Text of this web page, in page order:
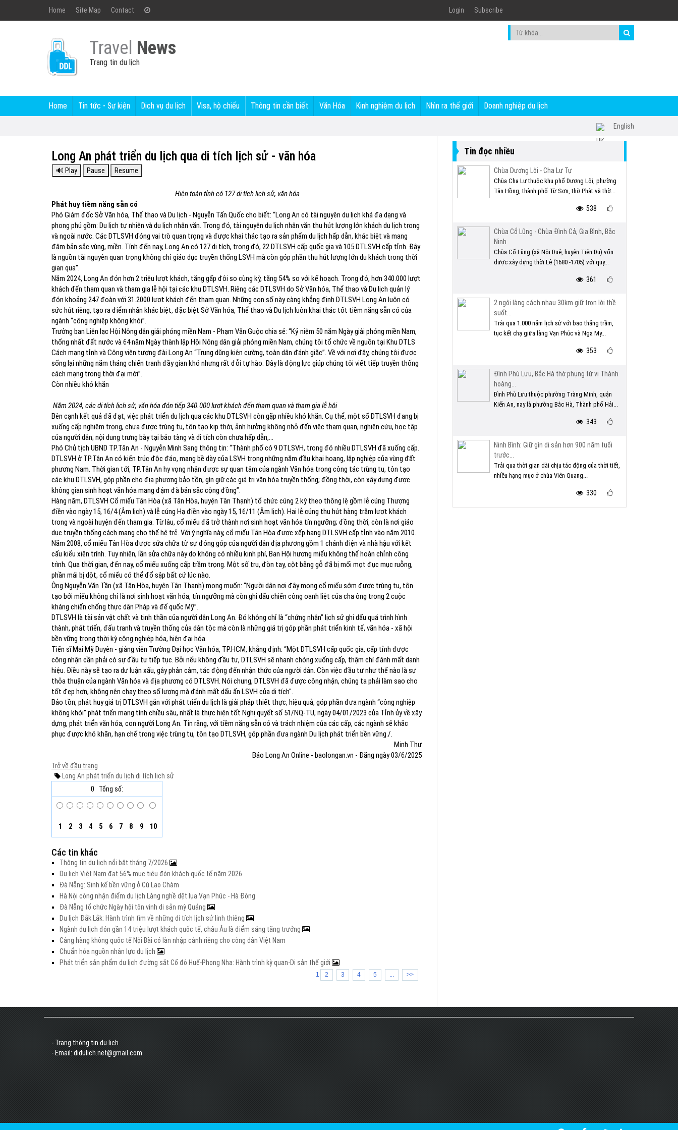
Home Site Map Contact Login Subscribe
Travel News
Trang tin du lịch
Home Tin tức - Sự kiện Dịch vụ du lịch Visa, hộ chiếu Thông tin cần biết Văn Hóa Kinh nghiệm du lịch Nhìn ra thế giới Doanh nghiệp du lịch
English
Long An phát triển du lịch qua di tích lịch sử - văn hóa
Hiện toàn tỉnh có 127 di tích lịch sử, văn hóa
Phát huy tiềm năng sẵn có
Phó Giám đốc Sở Văn hóa, Thể thao và Du lịch - Nguyễn Tấn Quốc cho biết: “Long An có tài nguyên du lịch khá đa dạng và
phong phú gồm: Du lịch tự nhiên và du lịch nhân văn. Trong đó, tài nguyên du lịch nhân văn thu hút lượng lớn khách du lịch trong
và ngoài nước. Các DTLSVH đóng vai trò quan trọng và được khai thác tạo ra sản phẩm du lịch hấp dẫn, khác biệt và mang
đậm bản sắc vùng, miền. Tính đến nay, Long An có 127 di tích, trong đó, 22 DTLSVH cấp quốc gia và 105 DTLSVH cấp tỉnh. Đây
là nguồn tài nguyên quan trọng không chỉ giáo dục truyền thống LSVH mà còn góp phần thu hút lượng lớn du khách trong thời
gian qua”.
Năm 2024, Long An đón hơn 2 triệu lượt khách, tăng gấp đôi so cùng kỳ, tăng 54% so với kế hoạch. Trong đó, hơn 340.000 lượt
khách đến tham quan và tham gia lễ hội tại các khu DTLSVH. Riêng các DTLSVH do Sở Văn hóa, Thể thao và Du lịch quản lý
đón khoảng 247 đoàn với 31.2000 lượt khách đến tham quan. Những con số này càng khẳng định DTLSVH Long An luôn có
sức hút riêng, tạo ra điểm nhấn khác biệt, đặc biệt Sở Văn hóa, Thể thao và Du lịch luôn khai thác tốt tiềm năng sẵn có của
ngành “công nghiệp không khói”.
Trưởng ban Liên lạc Hội Nông dân giải phóng miền Nam - Phạm Văn Guộc chia sẻ: “Kỷ niệm 50 năm Ngày giải phóng miền Nam,
thống nhất đất nước và 64 năm Ngày thành lập Hội Nông dân giải phóng miền Nam, chúng tôi tổ chức về nguồn tại Khu DTLS
Cách mạng tỉnh và Công viên tượng đài Long An “Trung dũng kiên cường, toàn dân đánh giặc”. Về với nơi đây, chúng tôi được
sống lại những năm tháng chiến tranh đầy gian khó nhưng rất đỗi tự hào. Đây là động lực giúp chúng tôi viết tiếp truyền thống
cách mạng trong thời đại mới”.
Còn nhiều khó khăn
Năm 2024, các di tích lịch sử, văn hóa đón tiếp 340.000 lượt khách đến tham quan và tham gia lễ hội
Bên cạnh kết quả đã đạt, việc phát triển du lịch qua các khu DTLSVH còn gặp nhiều khó khăn. Cụ thể, một số DTLSVH đang bị
xuống cấp nghiêm trọng, chưa được trùng tu, tôn tạo kịp thời, ảnh hưởng không nhỏ đến việc tham quan, nghiên cứu, học tập
của người dân; nội dung trưng bày tại bảo tàng và di tích còn chưa hấp dẫn,...
Phó Chủ tịch UBND TP.Tân An - Nguyễn Minh Sang thông tin: “Thành phố có 9 DTLSVH, trong đó nhiều DTLSVH đã xuống cấp.
DTLSVH ở TP.Tân An có kiến trúc độc đáo, mang bề dày của LSVH trong những năm đầu khai hoang, lập nghiệp của vùng đất
phương Nam. Thời gian tới, TP.Tân An hy vọng nhận được sự quan tâm của ngành Văn hóa trong công tác trùng tu, tôn tạo
các khu DTLSVH, góp phần cho địa phương bảo tồn, gìn giữ các giá trị văn hóa truyền thống; đồng thời, còn xây dựng được
không gian sinh hoạt văn hóa mang đậm đà bản sắc cộng đồng”.
Hàng năm, DTLSVH Cổ miếu Tân Hòa (xã Tân Hòa, huyện Tân Thạnh) tổ chức cúng 2 kỳ theo thông lệ gồm lễ cúng Thượng
điền vào ngày 15, 16/4 (Âm lịch) và lễ cúng Hạ điền vào ngày 15, 16/11 (Âm lịch). Hai lễ cúng thu hút hàng trăm lượt khách
trong và ngoài huyện đến tham gia. Từ lâu, cổ miếu đã trở thành nơi sinh hoạt văn hóa tín ngưỡng; đồng thời, còn là nơi giáo
dục truyền thống cách mạng cho thế hệ trẻ. Với ý nghĩa này, cổ miếu Tân Hòa được xếp hạng DTLSVH cấp tỉnh vào năm 2010.
Năm 2008, cổ miếu Tân Hòa được sửa chữa từ sự đóng góp của người dân địa phương gồm 1 chánh điện và nhà hậu với kết
cấu kiểu xiên trính. Tuy nhiên, lần sửa chữa này do không có nhiều kinh phí, Ban Hội hương miếu không thể hoàn chỉnh công
trình. Qua thời gian, đến nay, cổ miếu xuống cấp trầm trọng. Một số trụ, đòn tay, cột bằng gỗ đã bị mối mọt đục mục ruỗng,
phần mái bị dột, cổ miếu có thể đổ sập bất cứ lúc nào.
Ông Nguyễn Văn Tần (xã Tân Hòa, huyện Tân Thạnh) mong muốn: “Người dân nơi đây mong cổ miếu sớm được trùng tu, tôn
tạo bởi miếu không chỉ là nơi sinh hoạt văn hóa, tín ngưỡng mà còn ghi dấu chiến công oanh liệt của cha ông trong 2 cuộc
kháng chiến chống thực dân Pháp và đế quốc Mỹ”.
DTLSVH là tài sản vật chất và tinh thần của người dân Long An. Đó không chỉ là “chứng nhân” lịch sử ghi dấu quá trình hình
thành, phát triển, đấu tranh và truyền thống của dân tộc mà còn là những giá trị góp phần phát triển kinh tế, văn hóa - xã hội
bền vững trong thời kỳ công nghiệp hóa, hiện đại hóa.
Tiến sĩ Mai Mỹ Duyên - giảng viên Trường Đại học Văn hóa, TP.HCM, khẳng định: “Một DTLSVH cấp quốc gia, cấp tỉnh được
công nhận cần phải có sự đầu tư tiếp tục. Bởi nếu không đầu tư, DTLSVH sẽ nhanh chóng xuống cấp, thậm chí đánh mất danh
hiệu. Điều này sẽ tạo ra dư luận xấu, gây phản cảm, tác động đến nhận thức của người dân. Còn việc đầu tư như thế nào là sự
thỏa thuận của ngành Văn hóa và địa phương có DTLSVH. Nói chung, DTLSVH đã được công nhận, chúng ta phải làm sao cho
tốt đẹp hơn, không nên chạy theo số lượng mà đánh mất dấu ấn LSVH của di tích".
Bảo tồn, phát huy giá trị DTLSVH gắn với phát triển du lịch là giải pháp thiết thực, hiệu quả, góp phần đưa ngành “công nghiệp
không khói” phát triển mang tính chiều sâu, nhất là thực hiện tốt Nghị quyết số 51/NQ-TU, ngày 04/01/2023 của Tỉnh ủy về xây
dựng, phát triển văn hóa, con người Long An. Tin rằng, với tiềm năng sẵn có và trách nhiệm của các cấp, các ngành sẽ khắc
phục được khó khăn, hạn chế trong việc trùng tu, tôn tạo DTLSVH, góp phần đưa ngành Du lịch phát triển bền vững./.
Minh Thư
Báo Long An Online - baolongan.vn - Đăng ngày 03/6/2025
Trở về đầu trang
Long An phát triển du lịch di tích lịch sử
0
Tổng số:
1 2 3 4 5 6 7 8 9 10
Các tin khác
Thông tin du lịch nổi bật tháng 7/2026
Du lịch Việt Nam đạt 56% mục tiêu đón khách quốc tế năm 2026
Đà Nẵng: Sinh kế bền vững ở Cù Lao Chàm
Hà Nội công nhận điểm du lịch Làng nghề dệt lụa Vạn Phúc - Hà Đông
Đà Nẵng tổ chức Ngày hội tôn vinh di sản mỳ Quảng
Du lịch Đắk Lắk: Hành trình tìm về những di tích lịch sử linh thiêng
Ngành du lịch đón gần 14 triệu lượt khách quốc tế, châu Âu là điểm sáng tăng trưởng
Cảng hàng không quốc tế Nội Bài có làn nhập cảnh riêng cho công dân Việt Nam
Chuẩn hóa nguồn nhân lực du lịch
Phát triển sản phẩm du lịch đường sắt Cố đô Huế-Phong Nha: Hành trình kỳ quan-Di sản thế giới
1 2 3 4 5 ... >>
Tin đọc nhiều
Chùa Dương Lôi - Cha Lư Tự
Chùa Cha Lư thuộc khu phố Dương Lôi, phường
Tân Hồng, thành phố Từ Sơn, thờ Phật và thờ...
538
Chùa Cổ Lũng - Chùa Đình Cả, Gia Bình, Bắc
Ninh
Chùa Cổ Lũng (xã Nội Duệ, huyện Tiên Du) vốn
được xây dựng thời Lê (1680 -1705) với quy...
361
2 ngôi làng cách nhau 30km giữ trọn lời thề
suốt...
Trải qua 1.000 năm lịch sử với bao thăng trầm,
tục kết chạ giữa làng Vạn Phúc và Nga My...
353
Đình Phù Lưu, Bắc Hà thờ phụng tứ vị Thành
hoàng...
Đình Phù Lưu thuộc phường Tràng Minh, quận
Kiến An, nay là phường Bắc Hà, Thành phố Hải...
343
Ninh Bình: Giữ gìn di sản hơn 900 năm tuổi
trước...
Trải qua thời gian dài chịu tác động của thời tiết,
nhiều hạng mục ở chùa Viên Quang...
330
- Trang thông tin du lịch
- Email: didulich.net@gmail.com